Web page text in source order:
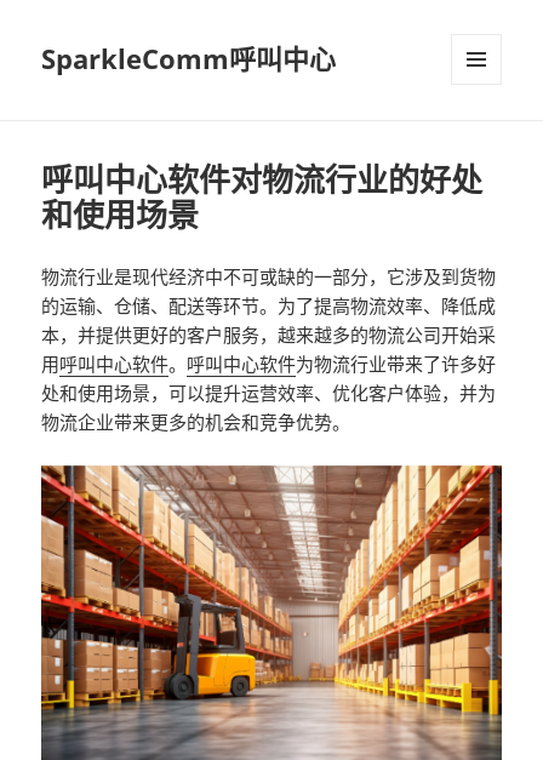
SparkleComm呼叫中心
呼叫中心软件对物流行业的好处
和使用场景
物流行业是现代经济中不可或缺的一部分，它涉及到货物
的运输、仓储、配送等环节。为了提高物流效率、降低成
本，并提供更好的客户服务，越来越多的物流公司开始采
用呼叫中心软件。 呼叫中心软件为物流行业带来了许多好
处和使用场景，可以提升运营效率、优化客户体验，并为
物流企业带来更多的机会和竞争优势。